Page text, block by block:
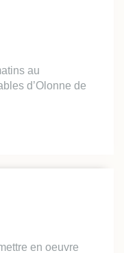
au
d’Olonne de
en oeuvre